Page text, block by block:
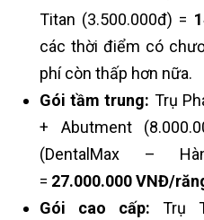
Titan (3.500.000đ) =
các thời điểm có
phí còn thấp hơn nữa.
Gói tầm trung: Trụ
+ Abutment
(DentalMax –
= 27.000.000 VNĐ/
Gói cao cấp:
Trụ